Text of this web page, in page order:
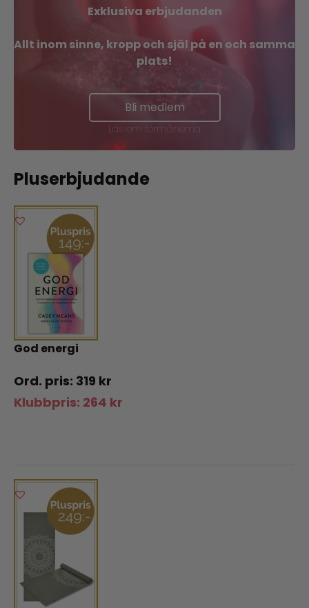
Exklusiva erbjudanden
Allt inom sinne, kropp och själ på en och samma
plats!
Bli medlem
Läs om förmånerna
Pluserbjudande
God energi
319 kr
Klubbpris: 264 kr